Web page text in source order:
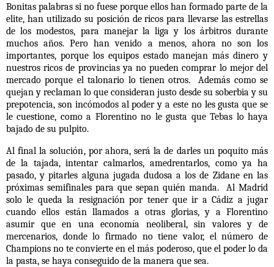
Bonitas palabras si no fuese porque ellos han formado parte de la
elite, han utilizado su posición de ricos para llevarse las estrellas
de los modestos, para manejar la liga y los árbitros durante
muchos años. Pero han venido a menos, ahora no son los
importantes, porque los equipos estado manejan más dinero y
nuestros ricos de provincias ya no pueden comprar lo mejor del
mercado porque el talonario lo tienen otros.
Además como se
quejan y reclaman lo que consideran justo desde su soberbia y su
prepotencia, son incómodos al poder y a este no les gusta que se
le cuestione, como a Florentino no le gusta que Tebas lo haya
bajado de su pulpito.
Al final la solución, por ahora, será la de darles un poquito más
de la tajada, intentar calmarlos, amedrentarlos, como ya ha
pasado, y pitarles alguna jugada dudosa a los de Zidane en las
próximas semifinales para que sepan quién manda.
Al Madrid
solo le queda la resignación por tener que ir a Cádiz a jugar
cuando ellos están llamados a otras glorias, y a Florentino
asumir que en una economía neoliberal, sin valores y de
mercenarios, donde lo firmado no tiene valor, el número de
Champions no te convierte en el más poderoso, que el poder lo da
la pasta, se haya conseguido de la manera que sea.